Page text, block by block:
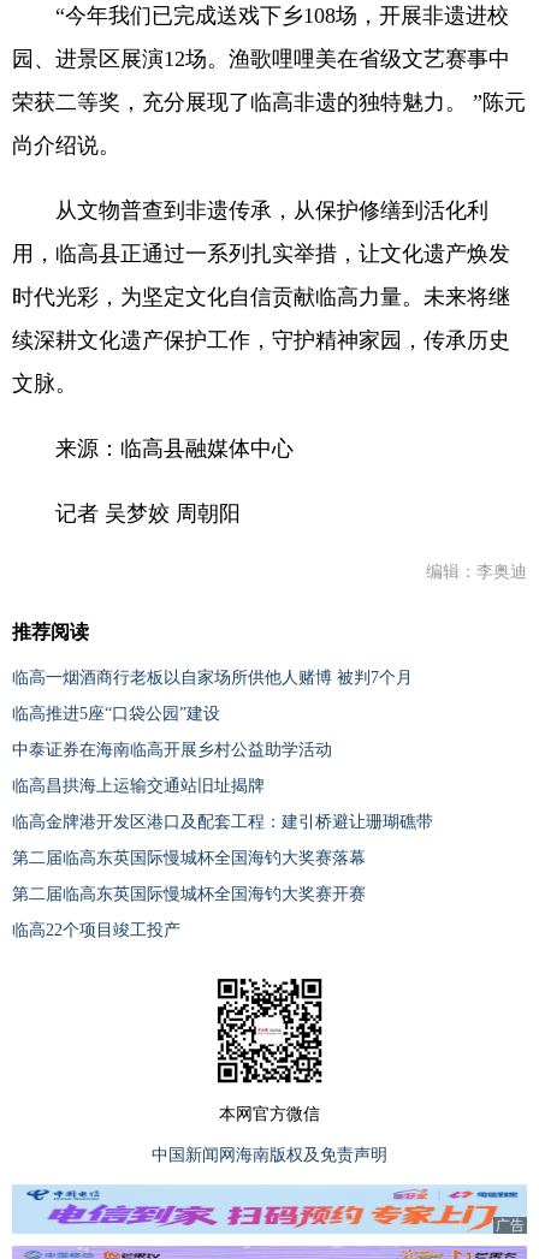
“今年我们已完成送戏下乡108场，开展非遗进校
园、进景区展演12场。渔歌哩哩美在省级文艺赛事中
荣获二等奖，充分展现了临高非遗的独特魅力。 ”陈元
尚介绍说。
从文物普查到非遗传承，从保护修缮到活化利
用，临高县正通过一系列扎实举措，让文化遗产焕发
时代光彩，为坚定文化自信贡献临高力量。未来将继
续深耕文化遗产保护工作，守护精神家园，传承历史
文脉。
来源：临高县融媒体中心
记者 吴梦姣 周朝阳
编辑：李奥迪
推荐阅读
临高一烟酒商行老板以自家场所供他人赌博 被判7个月
临高推进5座“口袋公园”建设
中泰证券在海南临高开展乡村公益助学活动
临高昌拱海上运输交通站旧址揭牌
临高金牌港开发区港口及配套工程：建引桥避让珊瑚礁带
第二届临高东英国际慢城杯全国海钓大奖赛落幕
第二届临高东英国际慢城杯全国海钓大奖赛开赛
临高22个项目竣工投产
本网官方微信
中国新闻网海南版权及免责声明
广告